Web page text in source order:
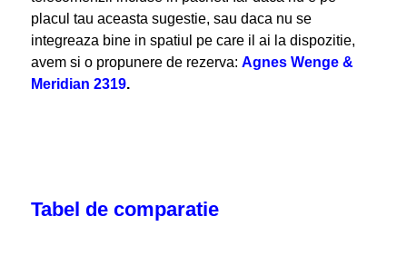
placul tau aceasta sugestie, sau daca nu se
integreaza bine in spatiul pe care il ai la dispozitie,
avem si o propunere de rezerva: Agnes Wenge &
Meridian 2319.
Tabel de comparatie